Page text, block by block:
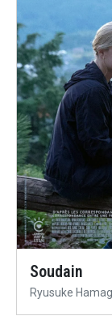
Soudain
Ryusuke